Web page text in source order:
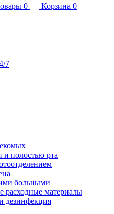
0 Корзина 0
7
и полостью рта
больными
расходные материалы
дезинфекция